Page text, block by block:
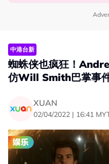
中港台新
蜘蛛侠也疯狂！
仿Will Smith巴掌事
XUAN
02/04/2022 | 16:41